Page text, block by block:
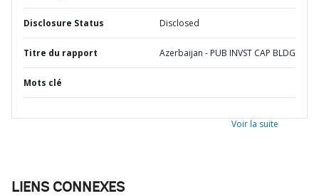
Disclosure Status Disclosed
Titre du rapport Azerbaijan - PUB INVST CAP BLDG
Mots clé
Voir la suite
LIENS CONNEXES